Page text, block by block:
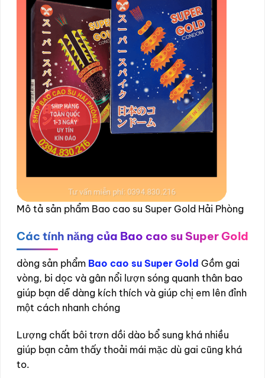
Mô tả sản phẩm Bao cao su Super Gold Hải Phòng
Các tính năng của Bao cao su Super Gold
dòng sản phẩm Bao cao su Super Gold Gồm gai
vòng, bi dọc và gân nổi lượn sóng quanh thân bao
giúp bạn dễ dàng kích thích và giúp chị em lên đỉnh
một cách nhanh chóng
Lượng chất bôi trơn dồi dào bổ sung khá nhiều
giúp bạn cảm thấy thoải mái mặc dù gai cũng khá
to.